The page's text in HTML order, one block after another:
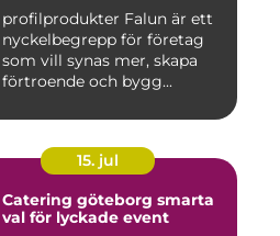
profilprodukter Falun är ett
nyckelbegrepp för företag
som vill synas mer, skapa
förtroende och bygg...
15. jul
Catering göteborg smarta
val för lyckade event